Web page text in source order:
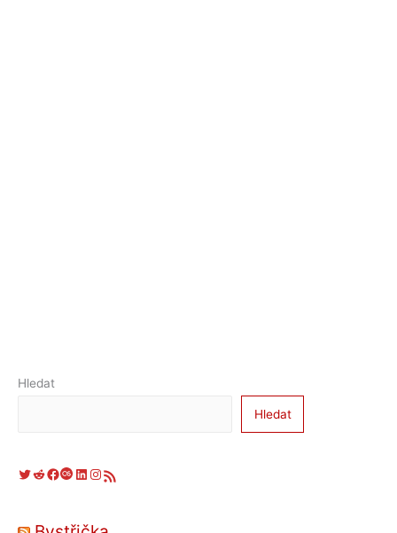
Hledat
Hledat
Twitter Reddit Facebook Last.fm LinkedIn Instagram RSS zdroj